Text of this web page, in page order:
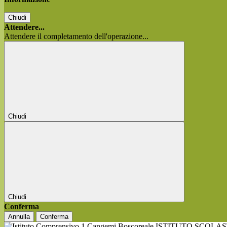
Chiudi
Attendere...
Attendere il completamento dell'operazione...
Chiudi
Chiudi
Conferma
Annulla Conferma